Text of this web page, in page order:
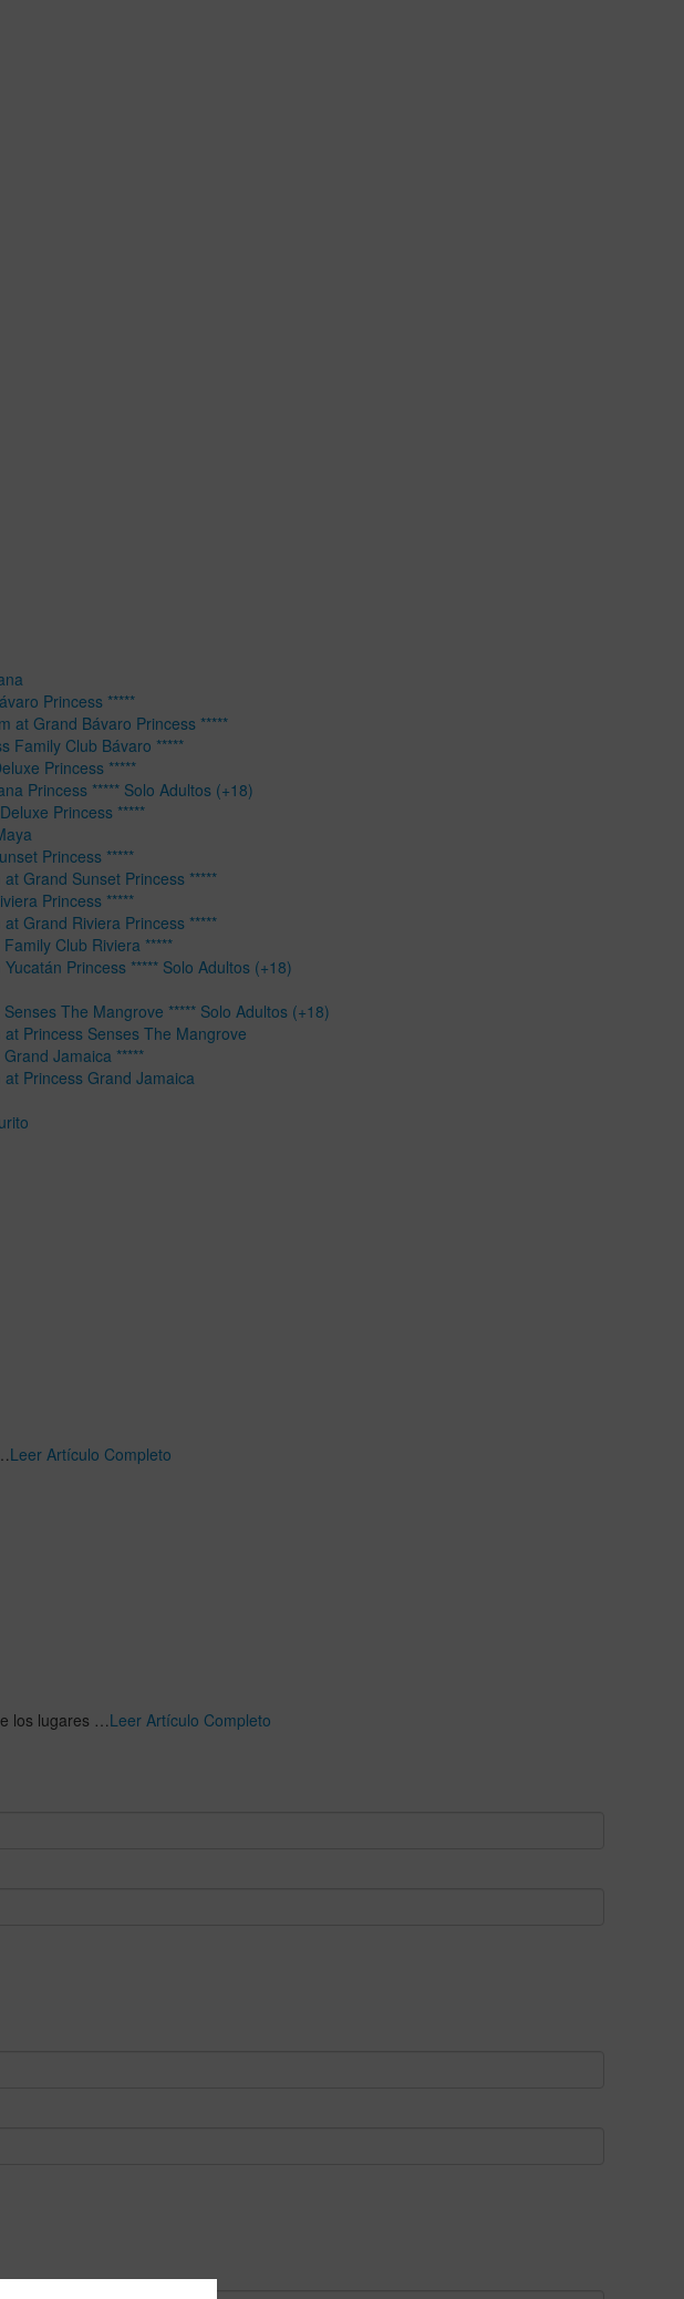
Princess *****
at Grand Bávaro Princess *****
Family Club Bávaro *****
Princess *****
Princess ***** Solo Adultos (+18)
Princess *****
Princess *****
at Grand Sunset Princess *****
Princess *****
at Grand Riviera Princess *****
Club Riviera *****
Yucatán Princess ***** Solo Adultos (+18)
Senses The Mangrove ***** Solo Adultos (+18)
at Princess Senses The Mangrove
Jamaica *****
at Princess Grand Jamaica
Leer Artículo Completo
los lugares …Leer Artículo Completo